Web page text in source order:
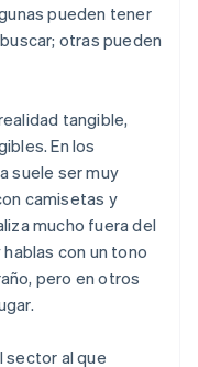
pueden tener
otras pueden
tangible,
En los
suele ser muy
camisetas y
mucho fuera del
con un tono
pero en otros
sector al que